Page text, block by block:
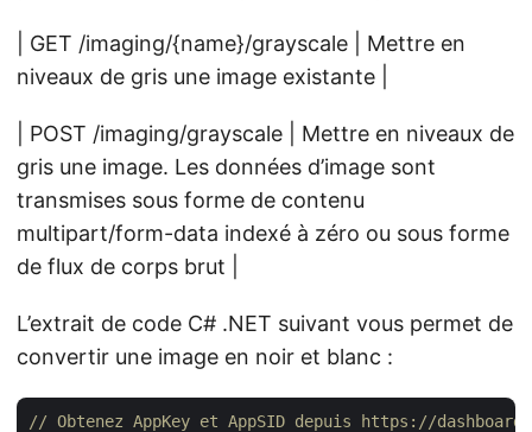
| GET /imaging/{name}/grayscale | Mettre en
niveaux de gris une image existante |
| POST /imaging/grayscale | Mettre en niveaux de
gris une image. Les données d’image sont
transmises sous forme de contenu
multipart/form-data indexé à zéro ou sous forme
de flux de corps brut |
L’extrait de code C# .NET suivant vous permet de
convertir une image en noir et blanc :
// Obtenez AppKey et AppSID depuis https://